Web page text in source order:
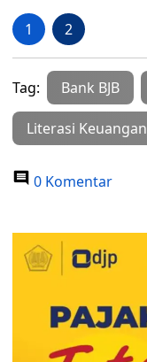
1 2
Tag: Bank BJB
Literasi Keuangan
0 Komentar